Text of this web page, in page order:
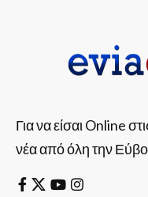
Για να είσαι Online
νέα από όλη την